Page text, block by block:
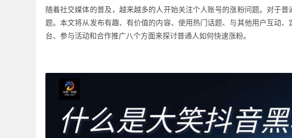
随着社交媒体的普及，越来越多的人开始关注个人账号的涨粉问题。对于
题。本文将从发布有趣、有价值的内容、使用热门话题、与其他用户互动
台、参与活动和合作推广八个方面来探讨普通人如何快速涨粉。